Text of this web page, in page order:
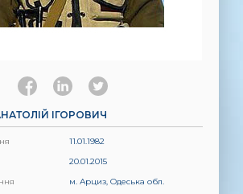
ІГОРОВИЧ
11.01.1982
20.01.2015
м. Арциз, Одеська обл.